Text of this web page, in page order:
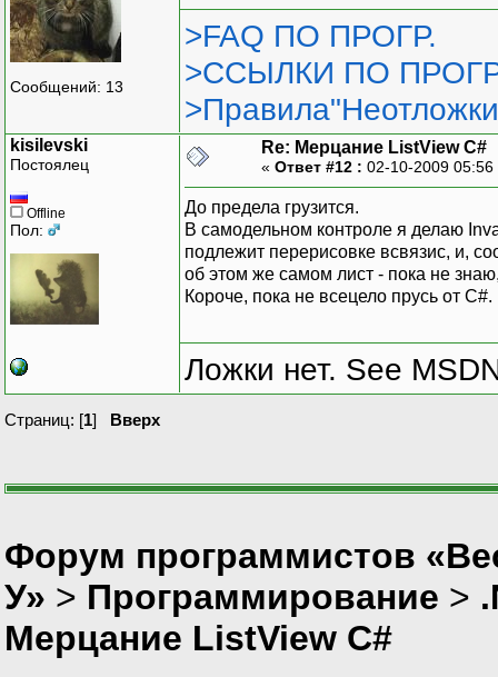
Сообщений: 13
>FAQ ПО ПРОГР.
>ССЫЛКИ ПО
kisilevski
Постоялец
Offline
Пол:
Re: Мерцание ListView C#
« Ответ #12 : 02-10-2009
До предела грузится.
В самодельном контроле я делаю
подлежит перерисовке всвязис, и,
об этом же самом лист - пока не
Короче, пока не всецело прусь от C#.
Ложки нет. See
Страниц: [1] Вверх
Форум программистов
У» > Программирование >
Мерцание ListView C#